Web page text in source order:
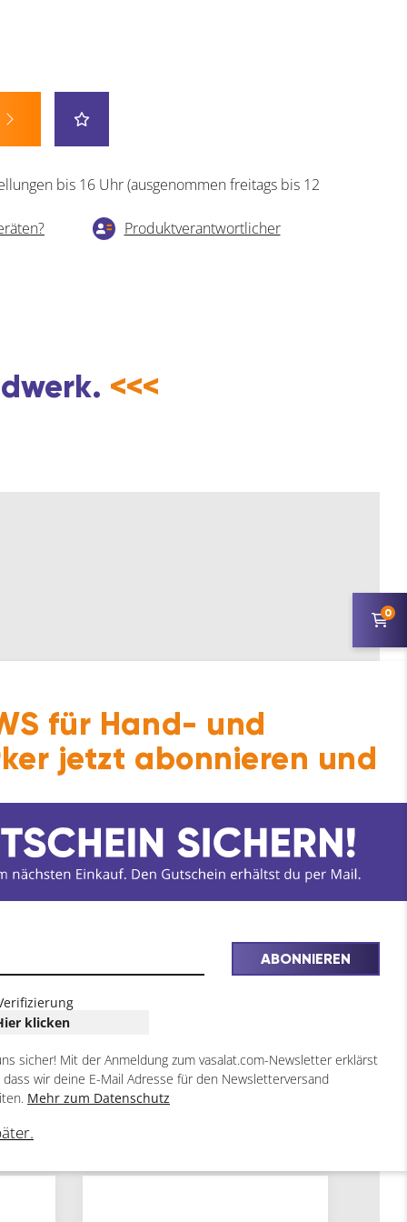
bis 16 Uhr (ausgenommen freitags bis 12
Produktverantwortlicher
<<<
0
für Hand- und
jetzt abonnieren und
ABONNIEREN
klicken
sicher! Mit der Anmeldung zum vasalat.com-Newsletter erklärst
wir deine E-Mail Adresse für den Newsletterversand
Mehr zum Datenschutz